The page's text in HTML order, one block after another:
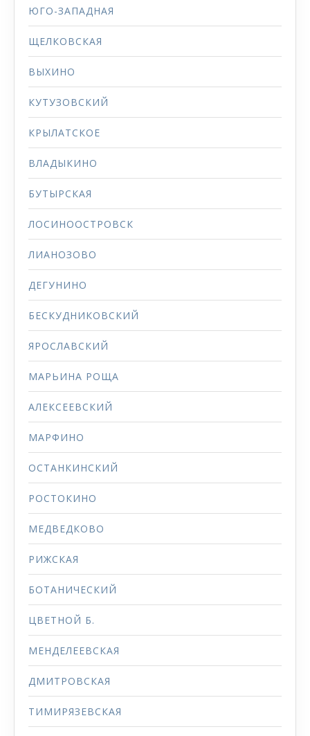
ЮГО-ЗАПАДНАЯ
ЩЕЛКОВСКАЯ
ВЫХИНО
КУТУЗОВСКИЙ
КРЫЛАТСКОЕ
ВЛАДЫКИНО
БУТЫРСКАЯ
ЛОСИНООСТРОВСК
ЛИАНОЗОВО
ДЕГУНИНО
БЕСКУДНИКОВСКИЙ
ЯРОСЛАВСКИЙ
МАРЬИНА РОЩА
АЛЕКСЕЕВСКИЙ
МАРФИНО
ОСТАНКИНСКИЙ
РОСТОКИНО
МЕДВЕДКОВО
РИЖСКАЯ
БОТАНИЧЕСКИЙ
ЦВЕТНОЙ Б.
МЕНДЕЛЕЕВСКАЯ
ДМИТРОВСКАЯ
ТИМИРЯЗЕВСКАЯ